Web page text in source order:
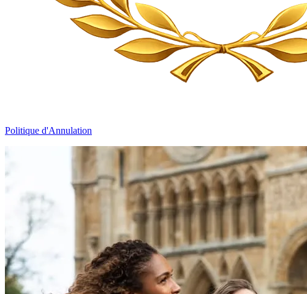
Politique d'Annulation